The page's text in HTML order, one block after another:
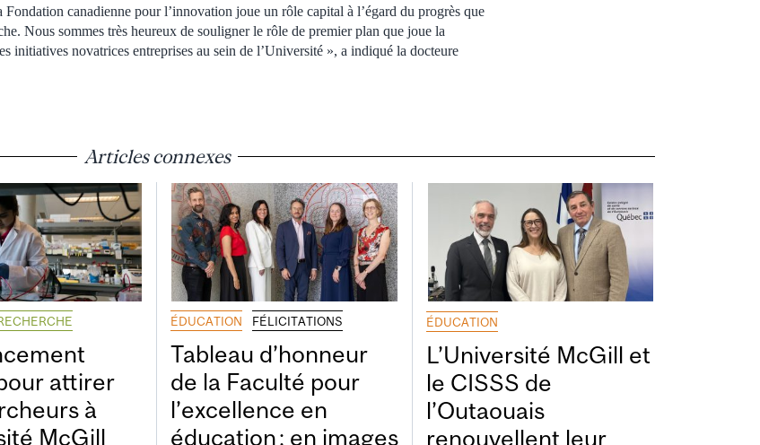
canadienne pour l’innovation joue un rôle capital à l’égard du progrès que
Nous sommes très heureux de souligner le rôle de premier plan que joue la
initiatives novatrices entreprises au sein de l’Université », a indiqué la docteure
Articles connexes
attirer
à
McGill
ÉDUCATION FÉLICITATIONS
Tableau d’honneur
de la Faculté pour
l’excellence en
éducation : en images
ÉDUCATION
L’Université McGill et
le CISSS de
l’Outaouais
renouvellent leur